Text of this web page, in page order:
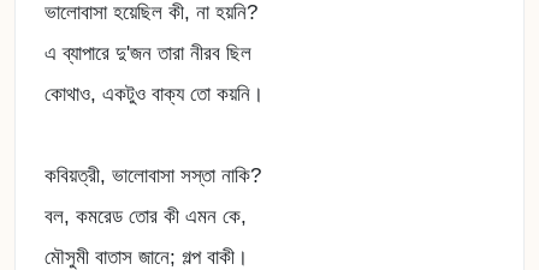
ভালোবাসা হয়েছিল কী, না হয়নি?
এ ব্যাপারে দু'জন তারা নীরব ছিল
কোথাও, একটুও বাক্য তো কয়নি।
কবিয়ত্রী, ভালোবাসা সস্তা নাকি?
বল, কমরেড তোর কী এমন কে,
মৌসুমী বাতাস জানে; গল্প বাকী।